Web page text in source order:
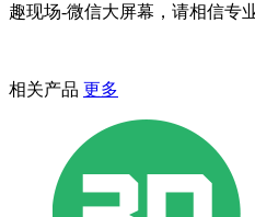
趣现场-微信大屏幕，请相信专
相关产品 更多